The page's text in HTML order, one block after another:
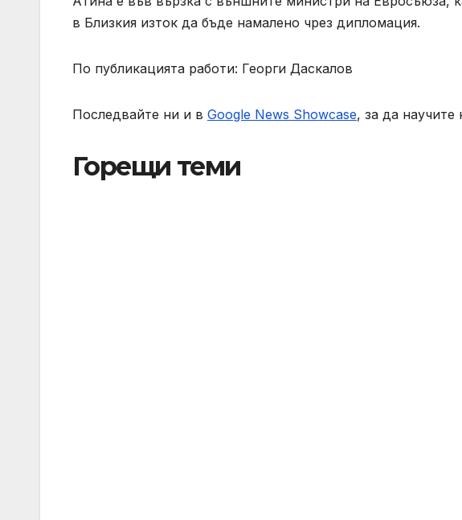
в Близкия изток да бъде намалено чрез дипломация.
По публикацията работи: Георги Даскалов
Последвайте ни и в Google News Showcase, за да
Горещи теми